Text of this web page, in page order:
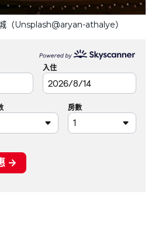
（Unsplash@aryan-athalye）